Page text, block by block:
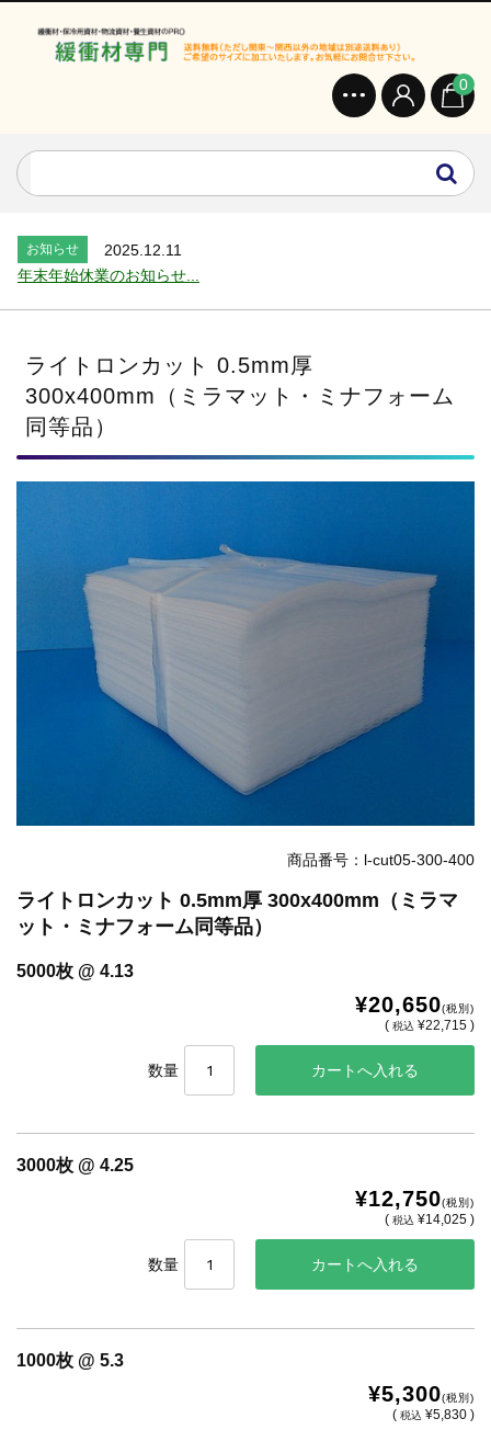
0
オンラインショップを開設いたしました。...
お知らせ
2026.7.24
お知らせ
2025.12.11
年末年始休業のお知らせ...
お知らせ
2024.2.27
全国へ確実・迅速に納品...
お知らせ
2024.2.27
オンラインショップを開設いたしました。...
お知らせ
2026.7.24
2026年 夏季休業のお知らせ...
2025.8.4
夏季休業のお知らせ...
2024.2.27
全国へ確実・迅速に納品...
2024.2.27
オンラインショップを開設いたしました。...
ライトロンカット 0.5mm厚
300x400mm（ミラマット・ミナフォーム
同等品）
商品番号：l-cut05-300-400
ライトロンカット 0.5mm厚 300x400mm（ミラマ
ット・ミナフォーム同等品）
5000枚 @ 4.13
¥20,650(税別)
(税込 ¥22,715 )
数量
3000枚 @ 4.25
¥12,750(税別)
(税込 ¥14,025 )
数量
1000枚 @ 5.3
¥5,300(税別)
(税込 ¥5,830 )